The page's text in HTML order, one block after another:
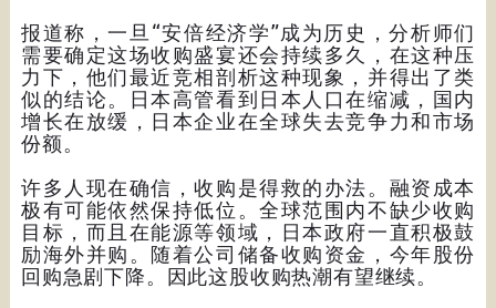
报道称，一旦“安倍经济学”成为历史，分析师们
需要确定这场收购盛宴还会持续多久，在这种压
力下，他们最近竞相剖析这种现象，并得出了类
似的结论。日本高管看到日本人口在缩减，国内
增长在放缓，日本企业在全球失去竞争力和市场
份额。
许多人现在确信，收购是得救的办法。融资成本
极有可能依然保持低位。全球范围内不缺少收购
目标，而且在能源等领域，日本政府一直积极鼓
励海外并购。随着公司储备收购资金，今年股份
回购急剧下降。因此这股收购热潮有望继续。